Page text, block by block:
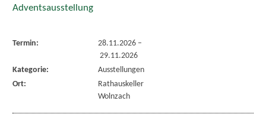
Adventsausstellung
Termin: 28.11.2026–
29.11.2026
Kategorie:
Ausstellungen
Ort:
Rathauskeller
Wolnzach